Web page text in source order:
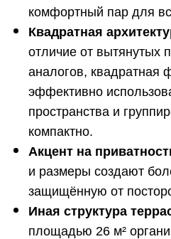
комфортный пар для
Квадратная
отличие от вытянутых
аналогов, квадратная
эффективно
пространства и
компактно.
Акцент на
и размеры создают
защищённую от
Иная структура
площадью 26 м²